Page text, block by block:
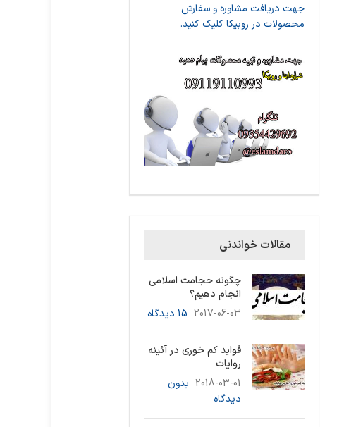
جهت دریافت مشاوره و سفارش
محصولات در روبیکا کلیک کنید.
مقالات خواندنی
چگونه حجامت اسلامی
انجام دهیم؟
2017-06-03 15 دیدگاه
فواید کم خوری در آئینه
روایات
2018-03-01 بدون
دیدگاه